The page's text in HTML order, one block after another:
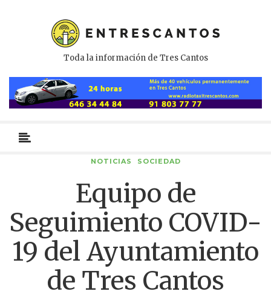
Toda la información de Tres Cantos
primario
NOTICIAS SOCIEDAD
Equipo de
Seguimiento COVID-
19 del Ayuntamiento
de Tres Cantos